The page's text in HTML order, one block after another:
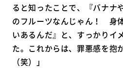
ると知ったことで、『バナナ
のフルーツなんじゃん！ 身
いあるんだ』と、すっかりイ
た。これからは、罪悪感を抱
（笑）」